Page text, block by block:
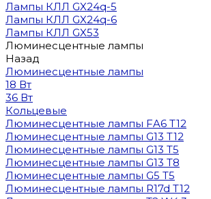
Лампы КЛЛ GX24q-5
Лампы КЛЛ GX24q-6
Лампы КЛЛ GX53
Люминесцентные лампы
Назад
Люминесцентные лампы
18 Вт
36 Вт
Кольцевые
Люминесцентные лампы FA6 T12
Люминесцентные лампы G13 T12
Люминесцентные лампы G13 T5
Люминесцентные лампы G13 T8
Люминесцентные лампы G5 T5
Люминесцентные лампы R17d T12